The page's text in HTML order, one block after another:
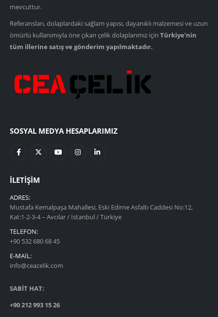
mevcuttur.
Referansları, dolaplardaki sağlam yapısı, dayanıklı malzemesi ve uzun
ömürlü kullanımıyla öne çıkan çelik dolaplarımız için Türkiye’nin
tüm illerine satış ve gönderim yapılmaktadır.
SOSYAL MEDYA HESAPLARIMIZ
İLETIŞIM
ADRES:
Mustafa Kemalpaşa Mahallesi, Eski Edirne Asfaltı Caddesi No:12,
Kat:1-2-3-4 – Avcılar / İstanbul / Türkiye
TELEFON:
+90 532 680 68 45
E-MAIL:
info@ceacelik.com
SABİT HAT:
+90 212 993 15 26